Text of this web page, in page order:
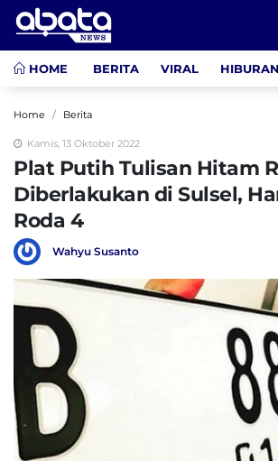
HOME BERITA VIRAL HIBURAN
Home Berita
Kamis, 13 Oktober 2022
Plat Putih Tulisan Hitam
Diberlakukan di Sulsel,
Roda 4
Wahyu Susanto